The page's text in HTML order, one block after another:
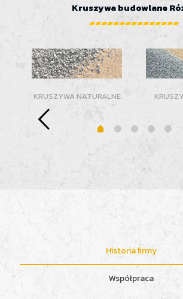
Kruszywa budowlane
KRUSZYWA NATURALNE
Historia firmy
Współpraca